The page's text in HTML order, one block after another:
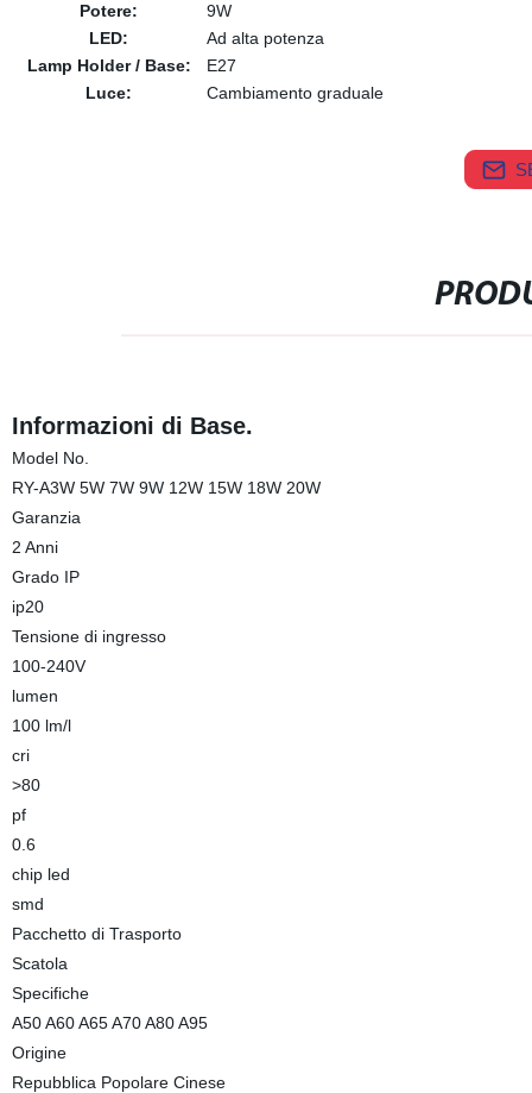
Potere:
9W
LED:
Ad alta potenza
Lamp Holder / Base:
E27
Luce:
Cambiamento graduale
Informazioni di Base.
Model No.
RY-A3W 5W 7W 9W 12W 15W 18W 20W
Garanzia
2 Anni
Grado IP
ip20
Tensione di ingresso
100-240V
lumen
100 lm/l
cri
>80
pf
0.6
chip led
smd
Pacchetto di Trasporto
Scatola
Specifiche
A50 A60 A65 A70 A80 A95
Origine
Repubblica Popolare Cinese